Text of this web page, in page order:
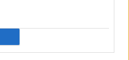
azt mondják, hogy az
a lakásba, amikor a